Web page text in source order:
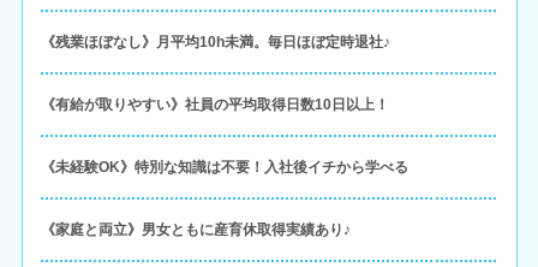
《残業ほぼなし》月平均10h未満。毎日ほぼ定時退社♪
《有給が取りやすい》社員の平均取得日数10日以上！
《未経験OK》特別な知識は不要！入社後イチから学べる
《家庭と両立》男女ともに産育休取得実績あり♪